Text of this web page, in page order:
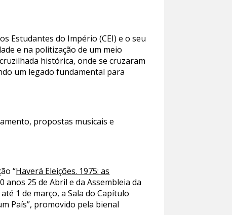
Estudantes do Império (CEI) e o seu
e na politização de um meio
histórica, onde se cruzaram
um legado fundamental para
propostas musicais e
“Haverá Eleições. 1975: as
anos 25 de Abril e da Assembleia da
1 de março, a Sala do Capítulo
País”, promovido pela bienal